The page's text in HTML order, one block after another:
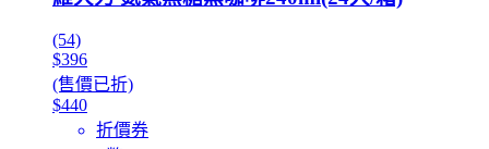
(54)
$396
(售價已折)
$440
折價券